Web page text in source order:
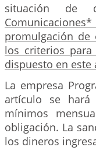
situación de
promulgación de
los criterios
dispuesto en este
La empresa
artículo se hará
mínimos
obligación. La
los dineros